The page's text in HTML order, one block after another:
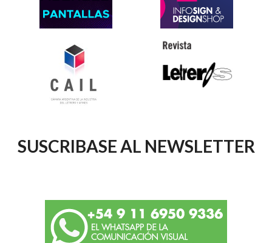
SUSCRIBASE AL NEWSLETTER